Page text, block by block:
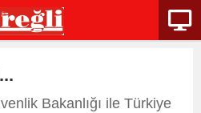
Bakanlığı ile Türkiye